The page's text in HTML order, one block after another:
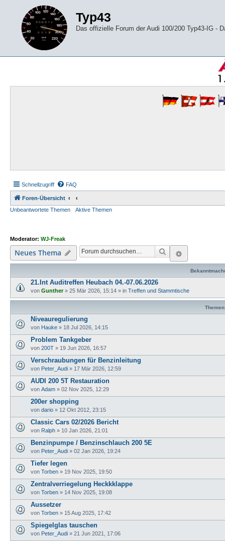
Typ43
Das offizielle Forum der Audi 100/200 Typ43-IG -
Schnellzugriff FAQ
Foren-Übersicht
Unbeantwortete Themen
Aktive Themen
Moderator: WJ-Freak
Neues Thema Suche
21.Int Auditreffen Heubach 04.-07.06.2026
von Gunther» 25 Mär 2026, 15:14 » in Treffen und Stammtische
Themen
Niveauregulierung
von Hauke » 18 Jul 2026, 14:15
Problem Tankgeber
von 200T » 19 Jun 2026, 16:57
Verschraubungen für Benzinleitung
von Peter_Audi » 17 Mär 2026, 12:59
AUDI 200 5T Restauration
von Adam » 02 Nov 2025, 12:29
200er shopping
von dario » 12 Okt 2012, 23:15
Classic Cars 02/2026 Bericht
von Ralph » 10 Jan 2026, 21:01
Benzinpumpe / Benzinschlauch 200 5E
von Peter_Audi » 02 Jan 2026, 19:24
Tiefer legen
von Torben » 19 Nov 2025, 19:50
Zentralverriegelung Heckkklappe
von Torben » 14 Nov 2025, 19:08
Aussetzer
von Torben » 15 Aug 2025, 17:42
Spiegelglas tauschen
von Peter_Audi » 21 Jun 2021, 17:06